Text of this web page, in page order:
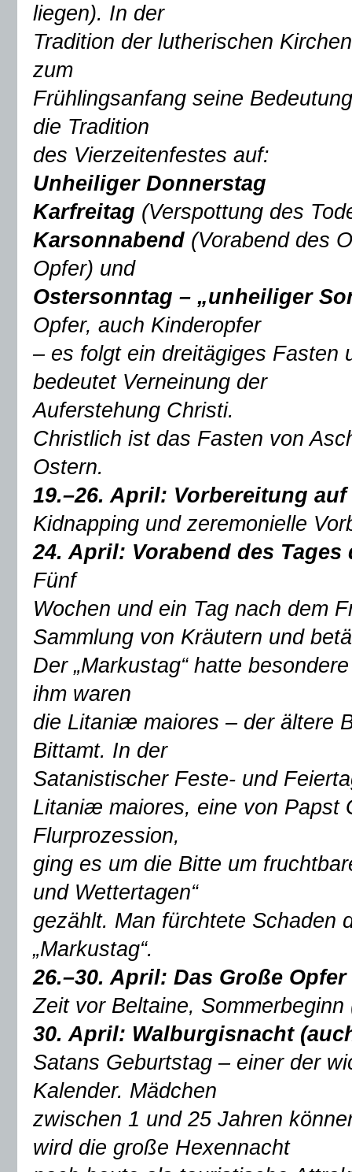
liegen). In der
Tradition der lutherischen
zum
Frühlingsanfang seine
die Tradition
des Vierzeitenfestes auf:
Unheiliger Donnerstag
Karfreitag (Verspottung des
Karsonnabend (Vorabend des
Opfer) und
Ostersonntag – „unheiliger
Opfer, auch Kinderopfer
– es folgt ein dreitägiges Fasten
bedeutet Verneinung der
Auferstehung Christi.
Christlich ist das Fasten von
Ostern.
19.–26. April: Vorbereitung
Kidnapping und zeremonielle
24. April: Vorabend des
Fünf
Wochen und ein Tag nach dem
Sammlung von Kräutern und
Der „Markustag“ hatte
ihm waren
die Litaniæ maiores – der ältere
Bittamt. In der
Satanistischer Feste- und
Litaniæ maiores, eine von Papst
Flurprozession,
ging es um die Bitte um
und Wettertagen“
gezählt. Man fürchtete Schaden
„Markustag“.
26.–30. April: Das Große Opfer
Zeit vor Beltaine, Sommerbeginn
30. April: Walburgisnacht
Satans Geburtstag – einer der
Kalender. Mädchen
zwischen 1 und 25 Jahren
wird die große Hexennacht